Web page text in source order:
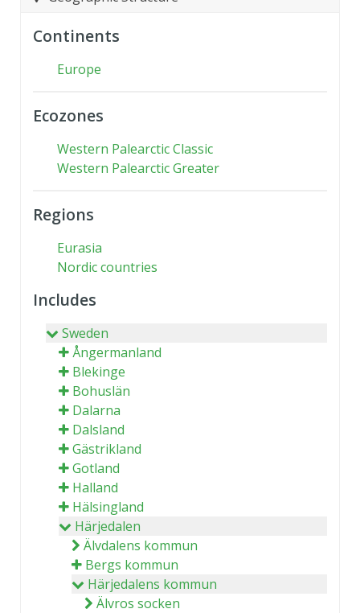
Continents
Europe
Ecozones
Western Palearctic Classic
Western Palearctic Greater
Regions
Eurasia
Nordic countries
Includes
Sweden
Ångermanland
Blekinge
Bohuslän
Dalarna
Dalsland
Gästrikland
Gotland
Halland
Hälsingland
Härjedalen
Älvdalens kommun
Bergs kommun
Härjedalens kommun
Älvros socken